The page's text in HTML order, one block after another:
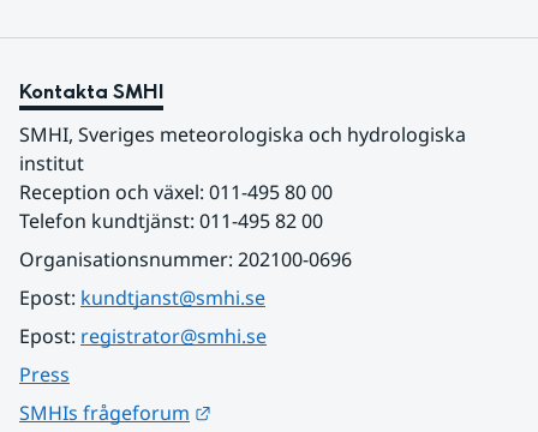
Kontakta SMHI
SMHI, Sveriges meteorologiska och hydrologiska
institut
Reception och växel: 011-495 80 00
Telefon kundtjänst: 011-495 82 00
Organisationsnummer: 202100-0696
Epost: kundtjanst@smhi.se
Epost: registrator@smhi.se
Press
SMHIs frågeforum